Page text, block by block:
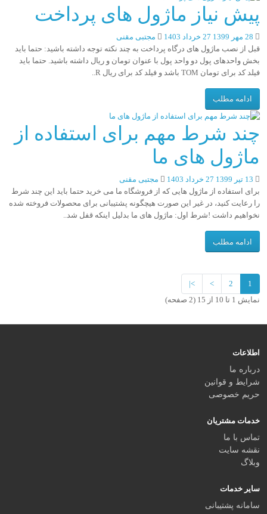
پیش نیاز ماژول های پرداخت
28 مهر 1399 27 خرداد 1403
مجتبی مقنی
قبل از نصب ماژول های درگاه پرداخت به چند نکته توجه داشته باشید: حتما باید
بخش واحدهای پول دو واحد پول با عنوان تومان و ریال داشته باشید. حتما باید
فیلد کد برای تومان TOM باشد و فیلد کد برای ریال R..
ادامه مطلب
چند شرط مهم برای استفاده از
ماژول های ما
13 تیر 1399 27 خرداد 1403
مجتبی مقنی
برای استفاده از ماژول هایی که از فروشگاه ما می خرید حتما باید این چند شرط
را رعایت کنید، در غیر این صورت هیچگونه پشتیبانی برای محصولات فروخته شده
نخواهیم داشت !شرط اول: ماژول های ما بدلیل اینکه قفل شد..
ادامه مطلب
1
2
>
>|
نمایش 1 تا 10 از 15 (2 صفحه)
اطلاعات
درباره ما
شرایط و قوانین
حریم خصوصی
خدمات مشتریان
تماس با ما
نقشه سایت
وبلاگ
سایر خدمات
سامانه پشتیبانی